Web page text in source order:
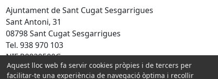
Ajuntament de Sant Cugat Sesgarrigues
Sant Antoni, 31
08798 Sant Cugat Sesgarrigues
Tel. 938 970 103
NIF P0820500G
Amb la col·laboració de:
Aquest lloc web fa servir cookies pròpies i de tercers per
facilitar-te una experiència de navegació òptima i recollir